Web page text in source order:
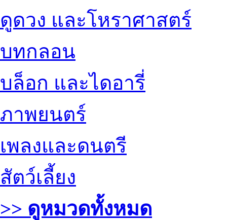
ดูดวง และโหราศาสตร์
บทกลอน
บล็อก และไดอารี่
ภาพยนตร์
เพลงและดนตรี
สัตว์เลี้ยง
>> ดูหมวดทั้งหมด